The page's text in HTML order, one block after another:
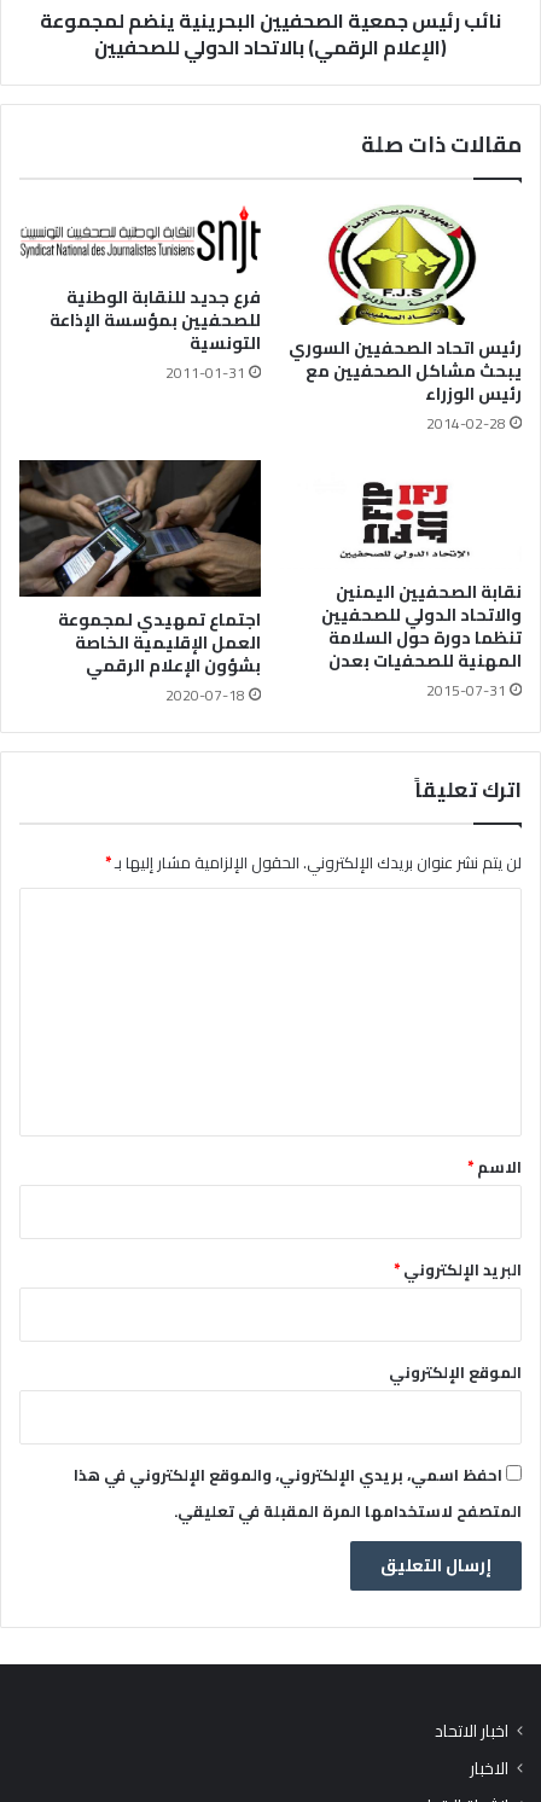
نائب رئيس جمعية الصحفيين البحرينية ينضم لمجموعة
(الإعلام الرقمي) بالاتحاد الدولي للصحفيين
مقالات ذات صلة
رئيس اتحاد الصحفيين السوري
يبحث مشاكل الصحفيين مع
رئيس الوزراء
2014-02-28
فرع جديد للنقابة الوطنية
للصحفيين بمؤسسة الإذاعة
التونسية
2011-01-31
نقابة الصحفيين اليمنين
والاتحاد الدولي للصحفيين
تنظما دورة حول السلامة
المهنية للصحفيات بعدن
2015-07-31
اجتماع تمهيدي لمجموعة
العمل الإقليمية الخاصة
بشؤون الإعلام الرقمي
2020-07-18
اترك تعليقاً
لن يتم نشر عنوان بريدك الإلكتروني.الحقول الإلزامية مشار إليها بـ*
*الاسم*
البريد الإلكتروني*
الموقع الإلكتروني
احفظ اسمي، بريدي الإلكتروني، والموقع الإلكتروني في هذا
المتصفح لاستخدامها المرة المقبلة في تعليقي.
اخبار الاتحاد
الاخبار